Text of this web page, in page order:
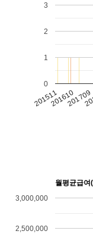
201511201610201709
0
1
2
3
월평균급여
2,500,000
3,000,000